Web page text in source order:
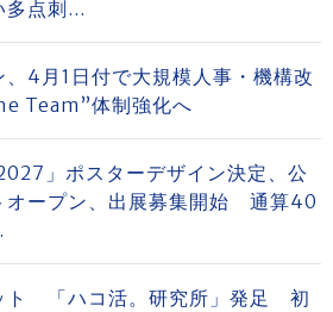
多点刺...
、4月1日付で大規模人事・機構改
Team”体制強化へ
」ポスターデザイン決定、公
オープン、出展募集開始 通算40
ト 「ハコ活。研究所」発足 初